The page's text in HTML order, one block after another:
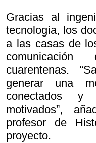
Gracias al
tecnología, los
a las casas de
cuarentenas.
generar una
conectados y
motivados”,
profesor de
proyecto.